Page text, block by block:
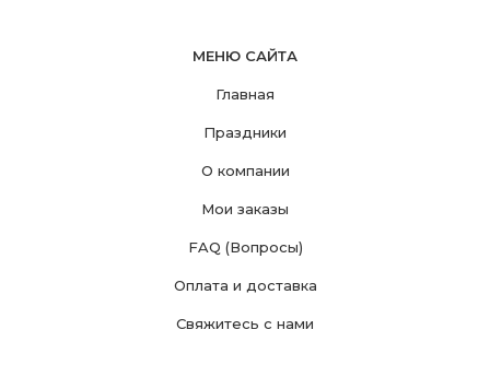
МЕНЮ САЙТА
Главная
Праздники
О компании
Мои заказы
FAQ (Вопросы)
Оплата и доставка
Свяжитесь с нами